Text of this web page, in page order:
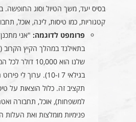
בסיס יעד, משך הטיול וסוג החופשה.
קטגוריות, כמו טיסות, לינה, אוכל,
פרומפט לדוגמה: "אני
שלנו הוא
בגילאי 7 ו-10). ערוך
תקציב זה. כלול הוצאות על
למשפחות), אוכל, תחבורה
פנימיות מומלצות ואת